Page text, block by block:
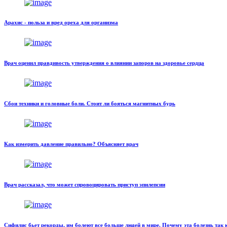
Арахис - польза и вред ореха для организма
Врач оценил правдивость утверждения о влиянии запоров на здоровье сердца
Сбои техники и головные боли. Стоит ли бояться магнитных бурь
Как измерить давление правильно? Объясняет врач
Врач рассказал, что может спровоцировать приступ эпилепсии
Сифилис бьет рекорды, им болеют все больше людей в мире. Почему эта болезнь так